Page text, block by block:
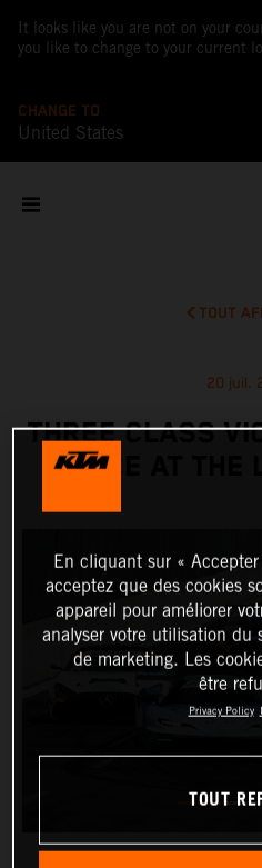
It looks like you are not on your
you like to change to your current
CHANGE TO
United States
TOUT
20 juil.
THREE CLASS
RACE AT THE
En cliquant sur «
acceptez que des cookies
appareil pour améliorer
analyser votre utilisation du
de marketing. Les
être
Privacy Policy
TOUT